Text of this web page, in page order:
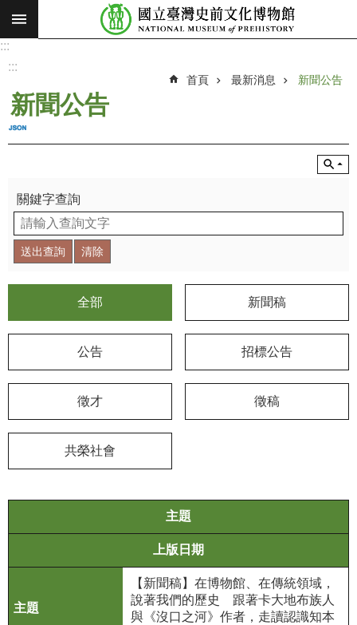
跳到主要內容區塊
搜
願
景
最
新
消
息
展
學
們
便
服
:::
:::
首頁 最新消息 新聞公告
新聞公告
關鍵字查詢
全部 新聞稿
公告 招標公告
徵才 徵稿
共榮社會
主題
上版日期
【新聞稿】在博物館、在傳統領域，
說著我們的歷史 跟著卡大地布族人
與《沒口之河》作者，走讀認識知本